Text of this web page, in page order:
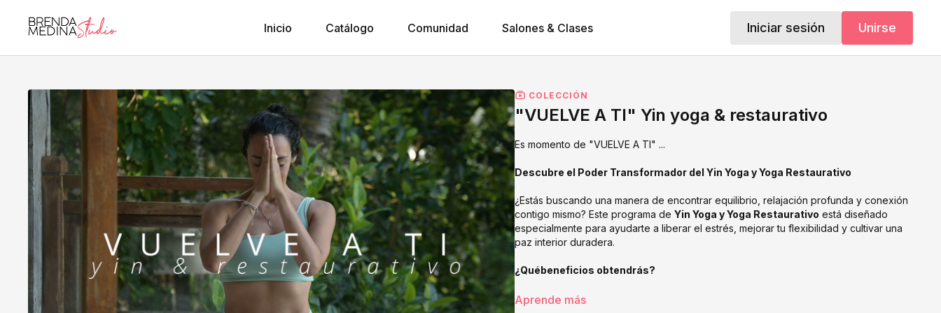
Inicio Catálogo Comunidad Salones & Clases Iniciar sesión Unirse
COLECCIÓN
"VUELVE A TI" Yin yoga & restaurativo
Es momento de "VUELVE A TI" ...
Descubre el Poder Transformador del Yin Yoga y Yoga Restaurativo
¿Estás buscando una manera de encontrar equilibrio, relajación profunda y conexión
contigo mismo? Este programa deYin Yoga y Yoga Restaurativo está diseñado
especialmente para ayudarte a liberar el estrés, mejorar tu flexibilidad y cultivar una
paz interior duradera.
¿Québeneficios obtendrás?
🌿Relajación Profunda
Aprende más